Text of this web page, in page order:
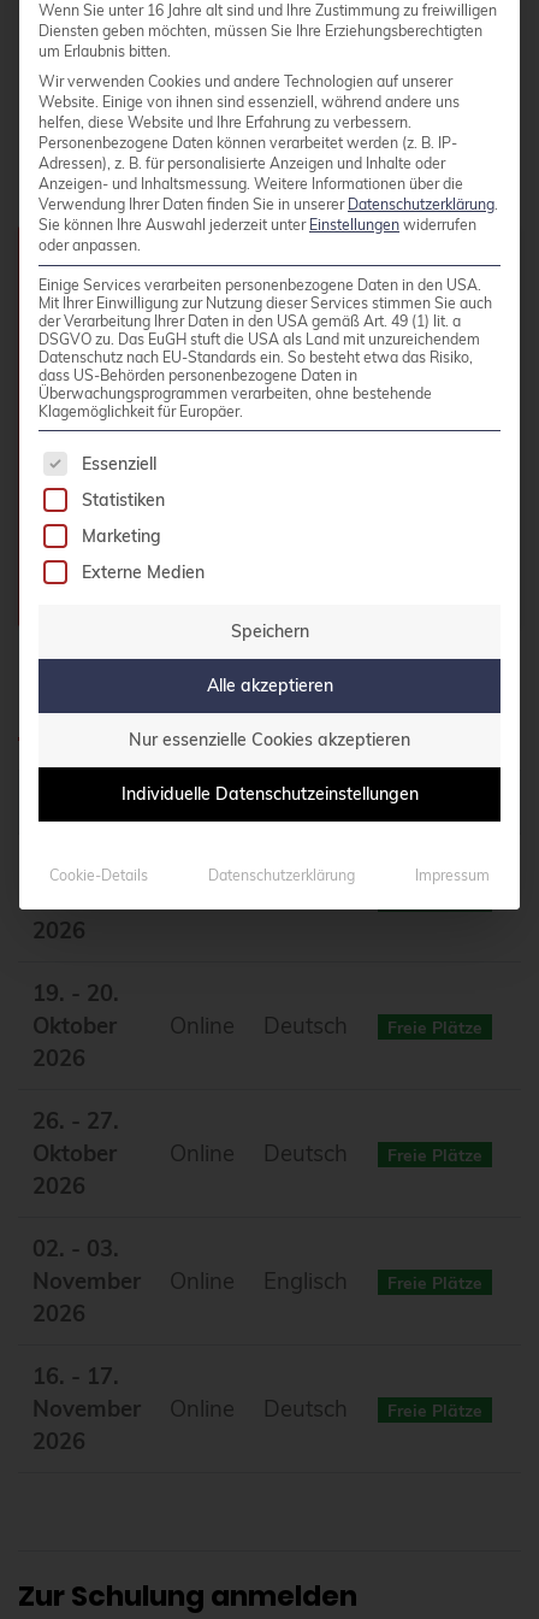
Kurs-Details
Gebühr:1.490,00 EUR zzgl. MwSt. pro
Person
Dauer:
Schulungszeiten:
Uhr
Teilnehmerzahl:
Geplante Termine
Ort Sprache Status
05. - 06.
2026
19. - 20.
Oktober
2026
Online Deutsch Freie Plätze
26. - 27.
Oktober
2026
Online Deutsch Freie Plätze
02. - 03.
November
2026
Online Englisch Freie Plätze
16. - 17.
November
2026
Online Deutsch Freie Plätze
Zur Schulung anmelden
Wenn Sie unter 16 Jahre alt sind und Ihre Zustimmung zu freiwilligen
Diensten geben möchten, müssen Sie Ihre Erziehungsberechtigten
um Erlaubnis bitten.
Wir verwenden Cookies und andere Technologien auf unserer
Website. Einige von ihnen sind essenziell, während andere uns
helfen, diese Website und Ihre Erfahrung zu verbessern.
Personenbezogene Daten können verarbeitet werden (z. B. IP-
Adressen), z. B. für personalisierte Anzeigen und Inhalte oder
Anzeigen- und Inhaltsmessung. Weitere Informationen über die
Verwendung Ihrer Daten finden Sie in unserer Datenschutzerklärung
Sie können Ihre Auswahl jederzeit unter Einstellungen widerrufen
oder anpassen.
Einige Services verarbeiten personenbezogene Daten in den USA.
Mit Ihrer Einwilligung zur Nutzung dieser Services stimmen Sie auch
der Verarbeitung Ihrer Daten in den USA gemäß Art. 49 (1) lit. a
DSGVO zu. Das EuGH stuft die USA als Land mit unzureichendem
Datenschutz nach EU-Standards ein. So besteht etwa das Risiko,
dass US-Behörden personenbezogene Daten in
Überwachungsprogrammen verarbeiten, ohne bestehende
Klagemöglichkeit für Europäer.
Es folgt eine Liste der Service-Gruppen, für die
Essenziell
Statistiken
Marketing
Externe Medien
Speichern
Alle akzeptieren
Nur essenzielle Cookies akzeptieren
Individuelle Datenschutzeinstellungen
Cookie-Details Datenschutzerklärung Impressum